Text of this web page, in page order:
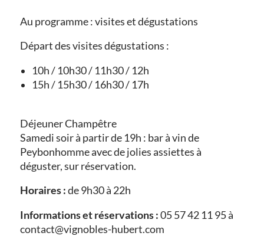
Au programme : visites et dégustations
Départ des visites dégustations :
10h / 10h30 / 11h30 / 12h
15h / 15h30 / 16h30 / 17h
Déjeuner Champêtre
Samedi soir à partir de 19h : bar à vin de
Peybonhomme avec de jolies assiettes à
déguster, sur réservation.
Horaires :de 9h30 à 22h
Informations et réservations :05 57 42 11 95 à
contact@vignobles-hubert.com